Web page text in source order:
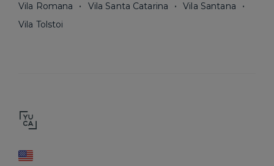
Vila Romana
Vila Santa Catarina
Vila Santana
Vila Tolstoi